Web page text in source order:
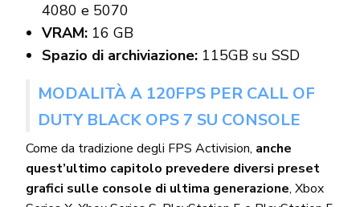
4080 e 5070
VRAM:16 GB
Spazio di archiviazione:115GB su SSD
MODALITÀ A 120FPS PER CALL OF
DUTY BLACK OPS 7 SU CONSOLE
Come da tradizione degli FPS Activision, anche
quest’ultimo capitolo prevedere diversi preset
grafici sulle console di ultima generazione, Xbox